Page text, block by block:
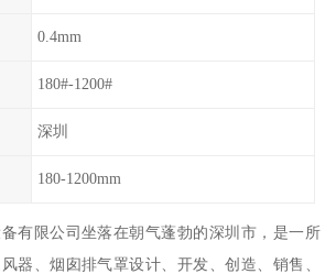
0.4mm
180#-1200#
深圳
180-1200mm
有限公司坐落在朝气蓬勃的深圳市，是一所
器、烟囱排气罩设计、开发、创造、销售、